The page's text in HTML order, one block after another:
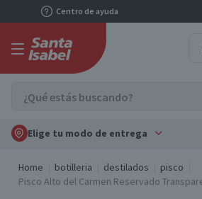
Centro de ayuda
Elige tu modo de entrega
Home botilleria destilados
pisco
Pisco Alto del Carmen Reservado